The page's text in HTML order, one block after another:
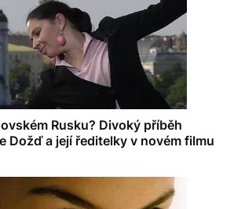
Rusku? Divoký příběh
Dožď a její ředitelky v novém filmu